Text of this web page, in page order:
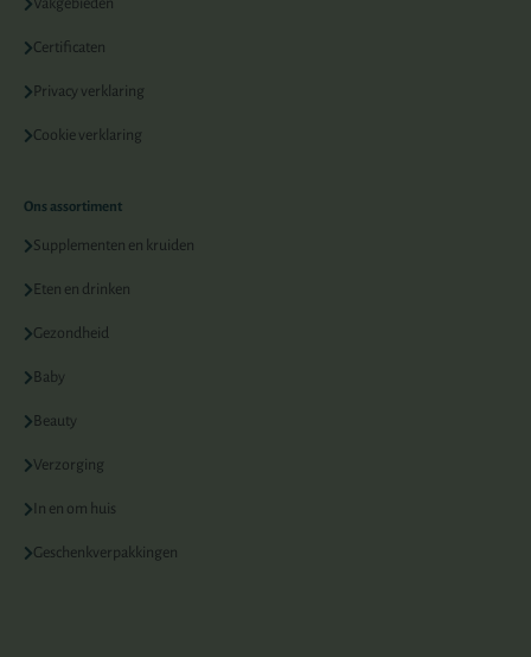
Vakgebieden
Certificaten
Privacy verklaring
Cookie verklaring
Ons assortiment
Supplementen en kruiden
Eten en drinken
Gezondheid
Baby
Beauty
Verzorging
In en om huis
Geschenkverpakkingen